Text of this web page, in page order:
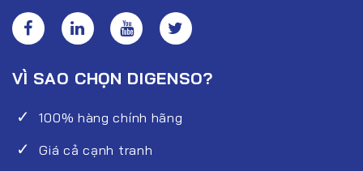
VÌ SAO CHỌN DIGENSO?
100% hàng chính hãng
Giá cả cạnh tranh